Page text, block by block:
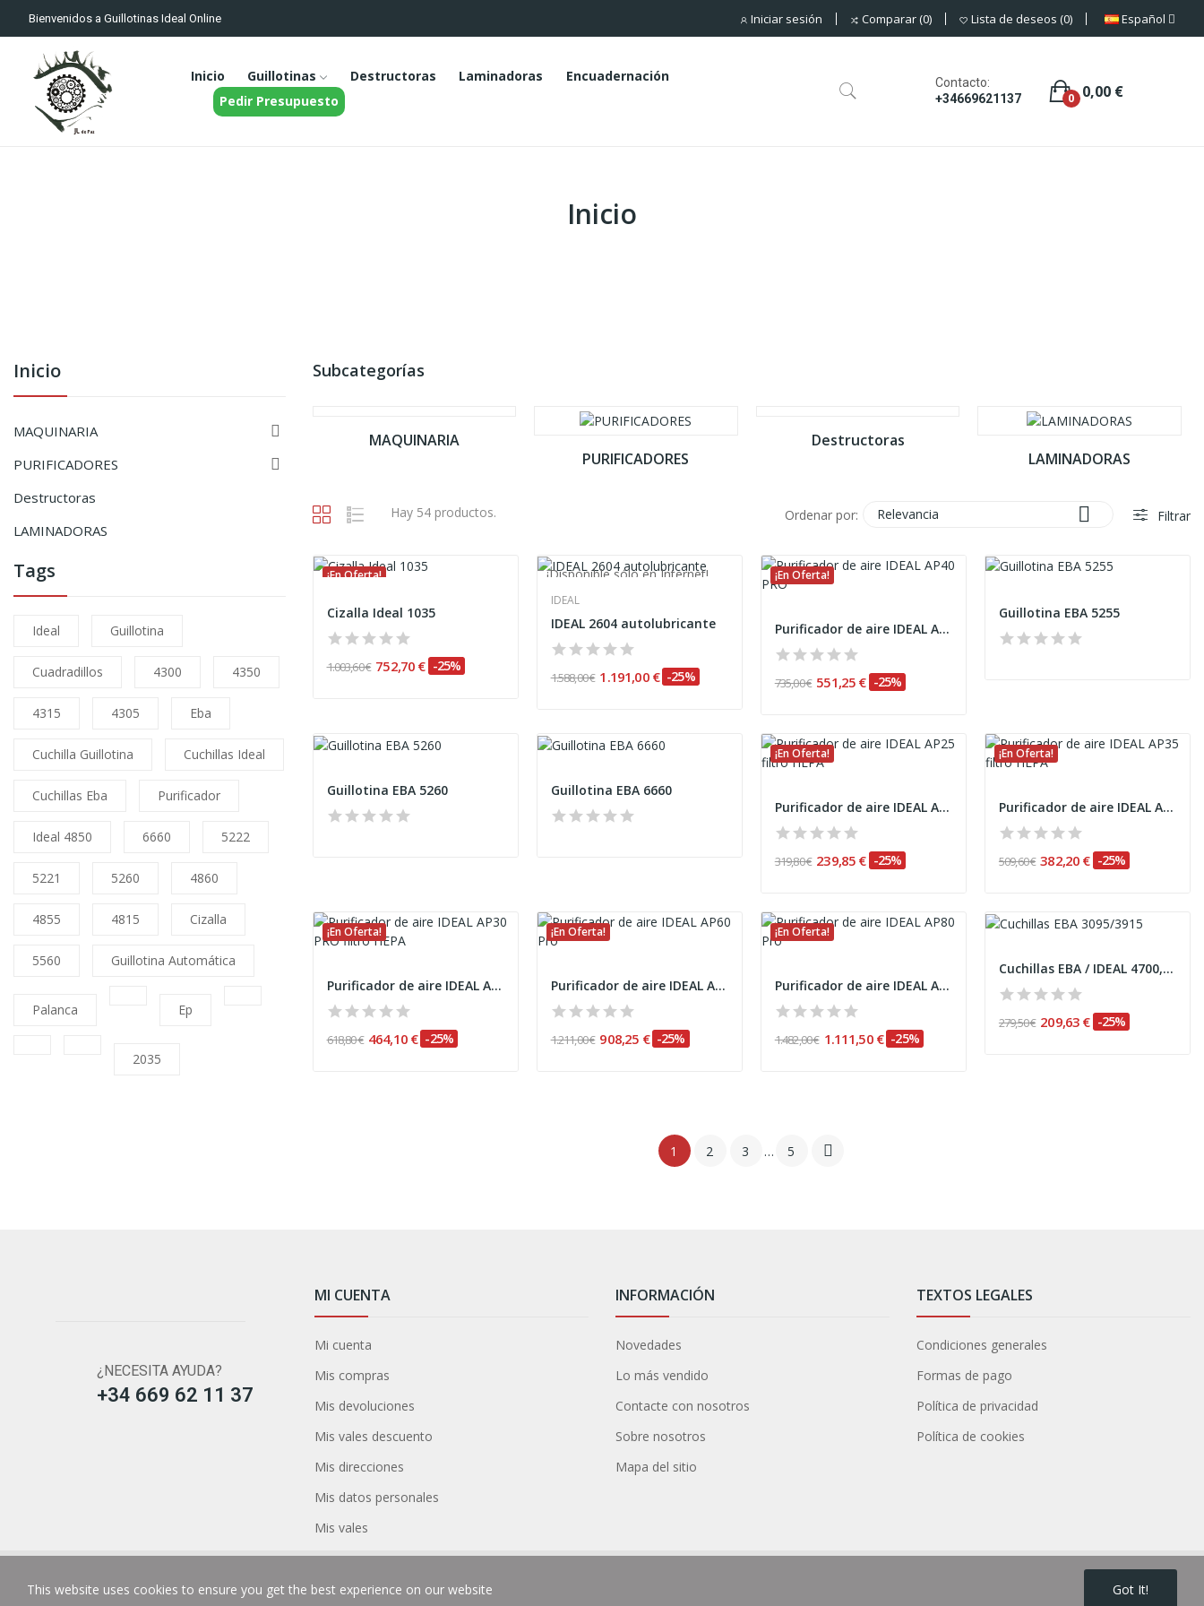
Bienvenidos a Guillotinas Ideal Online Iniciar sesión Comparar 0 Lista de deseos 0 Español
Inicio Guillotinas Destructoras Laminadoras
Encuadernación
Pedir Presupuesto
Contacto:
+34669621137
0,00 €
0
Inicio
Inicio
MAQUINARIA

PURIFICADORES

Destructoras
LAMINADORAS
Tags
Ideal Guillotina
Cuadradillos 4300 4350
4315 4305 Eba
Cuchilla Guillotina Cuchillas Ideal
Cuchillas Eba Purificador
Ideal 4850 6660 5222
5221 5260 4860
4855 4815 Cizalla
5560 Guillotina Automática
Palanca Ep
2035
Subcategorías
MAQUINARIA
PURIFICADORES
Destructoras
LAMINADORAS
Hay 54 productos. Ordenar por: Relevancia  Filtrar
¡En Oferta!
Cizalla Ideal 1035
1.003,60 € 752,70 € -25%
¡Disponible sólo en Internet!
¡En Oferta!
IDEAL
IDEAL 2604 autolubricante
1.588,00 € 1.191,00 € -25%
¡En Oferta!
Purificador de aire IDEAL AP40 PRO filtro HEPA
735,00 € 551,25 € -25%
Guillotina EBA 5255
Guillotina EBA 5260 Guillotina EBA 6660
¡En Oferta!
Purificador de aire IDEAL AP25 filtro HEPA
319,80 € 239,85 € -25%
¡En Oferta!
Purificador de aire IDEAL AP35 filtro HEPA
509,60 € 382,20 € -25%
¡En Oferta!
Purificador de aire IDEAL AP30 PRO filtro HEPA
618,80 € 464,10 € -25%
¡En Oferta!
Purificador de aire IDEAL AP60 Pro
1.211,00 € 908,25 € -25%
¡En Oferta!
Purificador de aire IDEAL AP80 Pro
1.482,00 € 1.111,50 € -25%
Cuchillas EBA / IDEAL 4700, 4705, 4810, 4815,...
279,50 € 209,63 € -25%
1 2 3 … 5 
¿NECESITA AYUDA?
+34 669 62 11 37
MI CUENTA
Mi cuenta
Mis compras
Mis devoluciones
Mis vales descuento
Mis direcciones
Mis datos personales
Mis vales
INFORMACIÓN
Novedades
Lo más vendido
Contacte con nosotros
Sobre nosotros
Mapa del sitio
TEXTOS LEGALES
Condiciones generales
Formas de pago
Política de privacidad
Política de cookies
Copyright © Guillotinasidealonline. Todos los derechos reservados.
This website uses cookies to ensure you get the best experience on our website Got It!